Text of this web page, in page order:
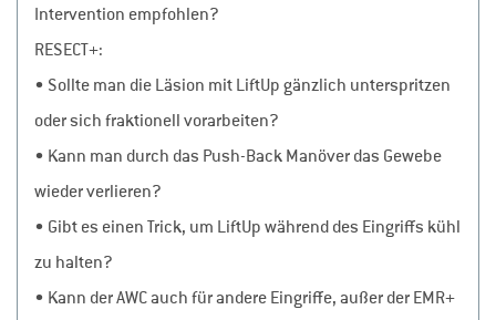
Intervention empfohlen?
RESECT+:
• Sollte man die Läsion mit LiftUp gänzlich unterspritzen
oder sich fraktionell vorarbeiten?
• Kann man durch das Push-Back Manöver das Gewebe
wieder verlieren?
• Gibt es einen Trick, um LiftUp während des Eingriffs kühl
zu halten?
• Kann der AWC auch für andere Eingriffe, außer der EMR+